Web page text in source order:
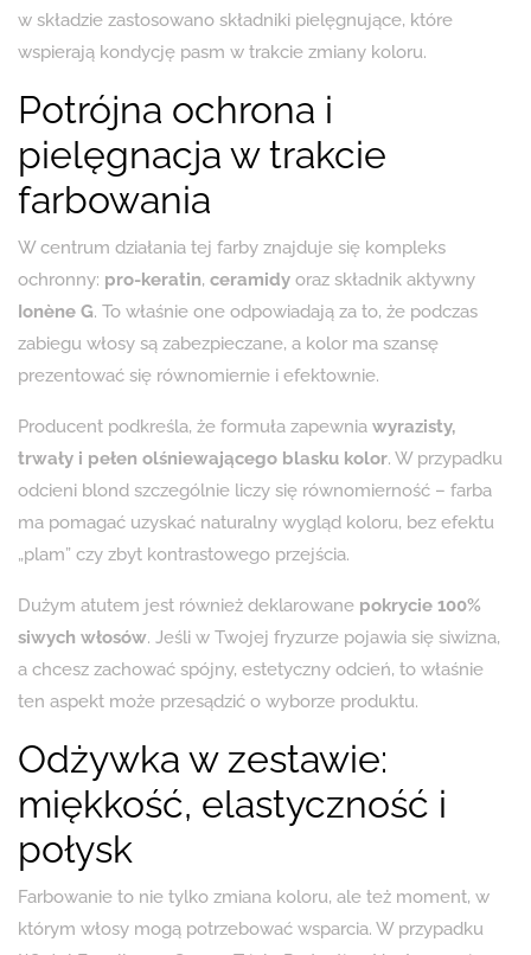
w składzie zastosowano składniki pielęgnujące, które
wspierają kondycję pasm w trakcie zmiany koloru.
Potrójna ochrona i
pielęgnacja w trakcie
farbowania
W centrum działania tej farby znajduje się kompleks
ochronny: pro-keratin, ceramidy oraz składnik aktywny
Ionène G. To właśnie one odpowiadają za to, że podczas
zabiegu włosy są zabezpieczane, a kolor ma szansę
prezentować się równomiernie i efektownie.
Producent podkreśla, że formuła zapewnia wyrazisty,
trwały i pełen olśniewającego blasku kolor. W przypadku
odcieni blond szczególnie liczy się równomierność – farba
ma pomagać uzyskać naturalny wygląd koloru, bez efektu
„plam” czy zbyt kontrastowego przejścia.
Dużym atutem jest również deklarowane pokrycie 100%
siwych włosów. Jeśli w Twojej fryzurze pojawia się siwizna,
a chcesz zachować spójny, estetyczny odcień, to właśnie
ten aspekt może przesądzić o wyborze produktu.
Odżywka w zestawie:
miękkość, elastyczność i
połysk
Farbowanie to nie tylko zmiana koloru, ale też moment, w
którym włosy mogą potrzebować wsparcia. W przypadku